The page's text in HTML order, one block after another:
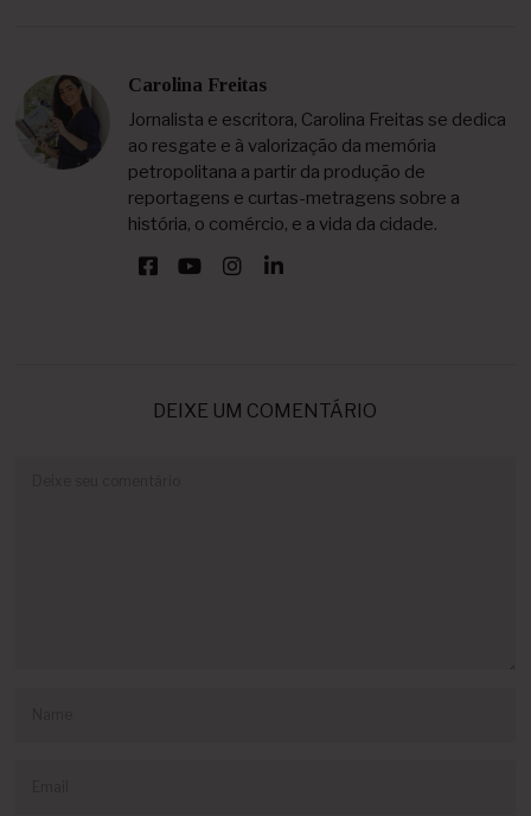
Carolina Freitas
Jornalista e escritora, Carolina Freitas se dedica
ao resgate e à valorização da memória
petropolitana a partir da produção de
reportagens e curtas-metragens sobre a
história, o comércio, e a vida da cidade.
DEIXE UM COMENTÁRIO